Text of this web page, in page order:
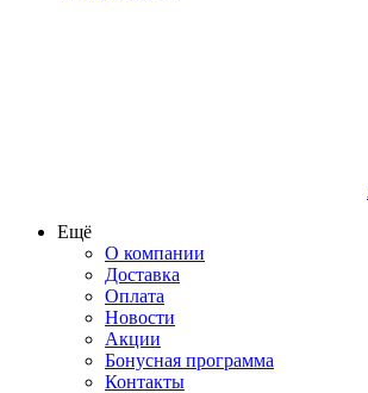
Ещё
О компании
Доставка
Оплата
Новости
Акции
Бонусная программа
Контакты